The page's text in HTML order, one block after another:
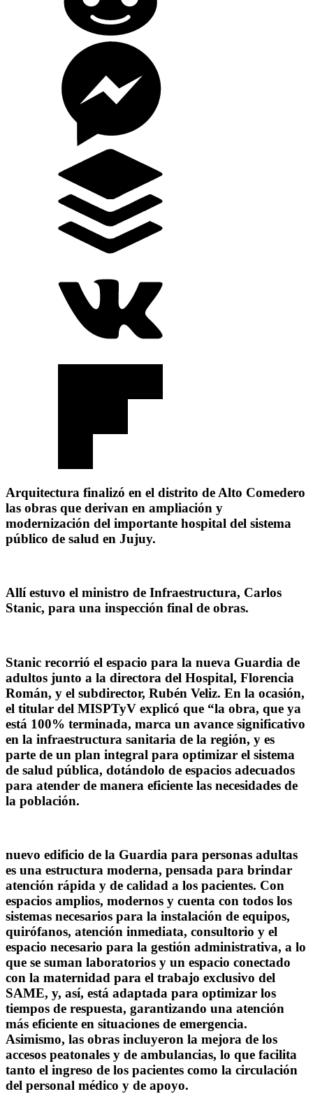
Arquitectura finalizó en el distrito de Alto Comedero
las obras que derivan en ampliación y
modernización del importante hospital del sistema
público de salud en Jujuy.
Allí estuvo el ministro de Infraestructura, Carlos
Stanic, para una inspección final de obras.
Stanic recorrió el espacio para la nueva Guardia de
adultos junto a la directora del Hospital, Florencia
Román, y el subdirector, Rubén Veliz. En la ocasión,
el titular del MISPTyV explicó que “la obra, que ya
está 100% terminada, marca un avance significativo
en la infraestructura sanitaria de la región, y es
parte de un plan integral para optimizar el sistema
de salud pública, dotándolo de espacios adecuados
para atender de manera eficiente las necesidades de
la población.
nuevo edificio de la Guardia para personas adultas
es una estructura moderna, pensada para brindar
atención rápida y de calidad a los pacientes. Con
espacios amplios, modernos y cuenta con todos los
sistemas necesarios para la instalación de equipos,
quirófanos, atención inmediata, consultorio y el
espacio necesario para la gestión administrativa, a lo
que se suman laboratorios y un espacio conectado
con la maternidad para el trabajo exclusivo del
SAME, y, así, está adaptada para optimizar los
tiempos de respuesta, garantizando una atención
más eficiente en situaciones de emergencia.
Asimismo, las obras incluyeron la mejora de los
accesos peatonales y de ambulancias, lo que facilita
tanto el ingreso de los pacientes como la circulación
del personal médico y de apoyo.